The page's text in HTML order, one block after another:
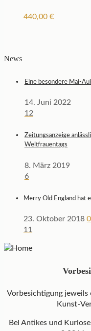
440,00 €
News
Eine besondere Mai-
14. Juni 2022
12
Zeitungsanzeige
Weltfrauentags
8. März 2019
6
Merry Old England hat
23. Oktober 2018 0
11
Vorbesichtigung
Kunst-
Bei Antikes und